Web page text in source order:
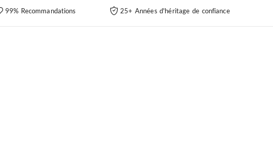
99% Recommandations 25+ Années d'héritage de confiance